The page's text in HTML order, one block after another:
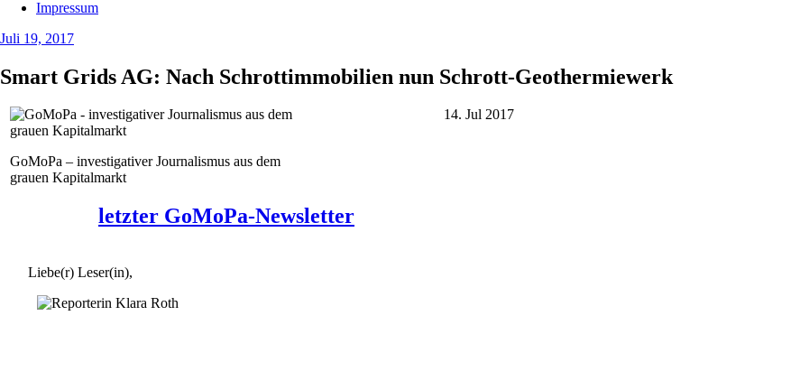
Impressum
Juli 19, 2017
Smart Grids AG: Nach Schrottimmobilien nun Schrott-Geothermiewerk
GoMoPa – investigativer Journalismus aus dem
grauen Kapitalmarkt
letzter GoMoPa-Newsletter
14. Jul 2017
Liebe(r) Leser(in),